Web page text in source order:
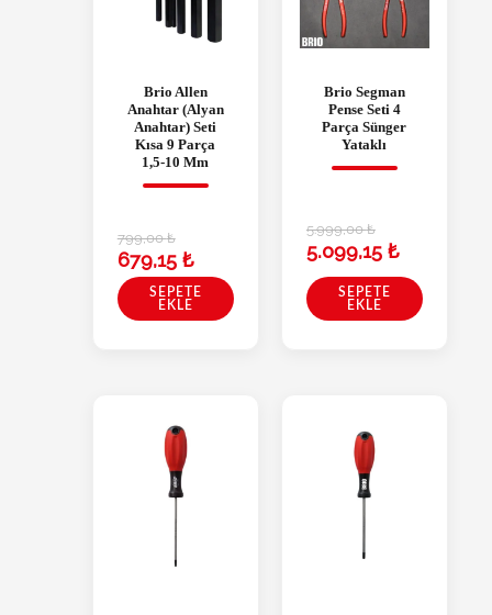
Brio Allen
Anahtar (Alyan
Anahtar) Seti
Kısa 9 Parça
1,5-10 Mm
799,00₺
679,15 ₺
SEPETE
EKLE
Brio Segman
Pense Seti 4
Parça Sünger
Yataklı
5.999,00₺
5.099,15 ₺
SEPETE
EKLE